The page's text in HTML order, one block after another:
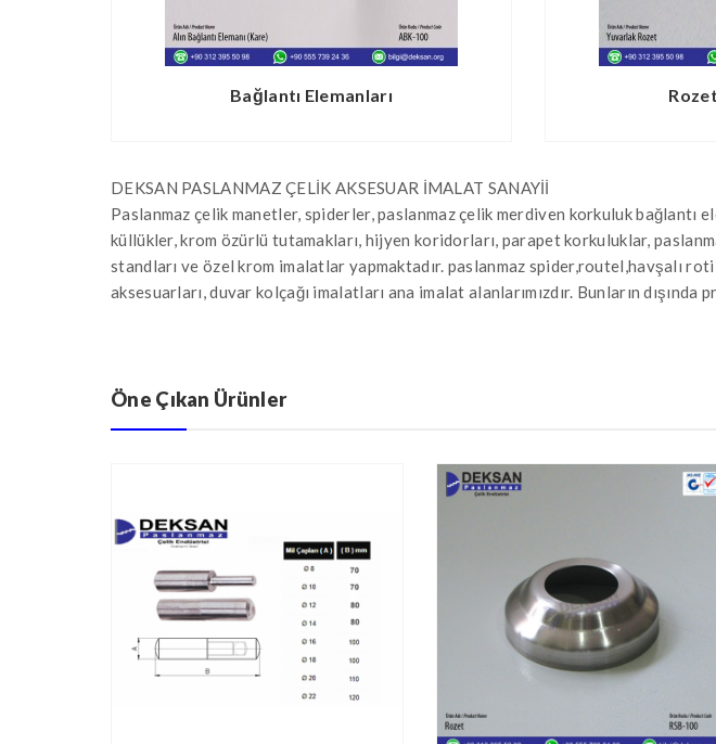
Bağlantı Elemanları
DEKSAN PASLANMAZ ÇELİK AKSESUAR İMALAT SANAYİİ
Paslanmaz çelik manetler, spiderler, paslanmaz çelik merdiven korkuluk bağlantı
küllükler, krom özürlü tutamakları, hijyen koridorları, parapet korkuluklar,
standları ve özel krom imalatlar yapmaktadır. paslanmaz spider,routel,havşalı
aksesuarları, duvar kolçağı imalatları ana imalat alanlarımızdır. Bunların
Öne Çıkan Ürünler